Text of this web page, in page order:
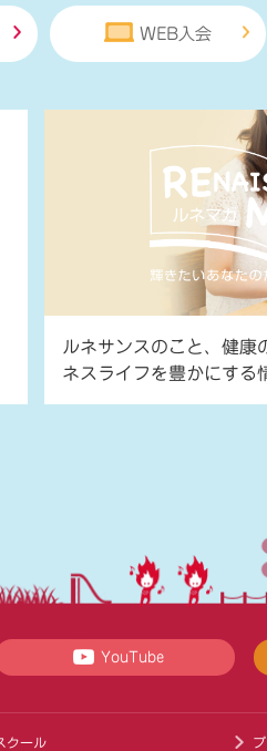
WEB入会
ルネサンスのこと、健康
ネスライフを豊かにする
YouTube
クール